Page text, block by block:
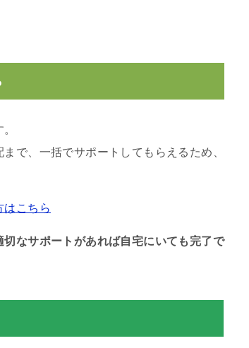
で、一括でサポートしてもらえるため、
はこちら
なサポートがあれば自宅にいても完了で